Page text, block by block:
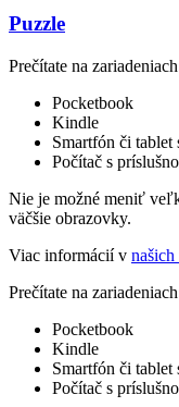
Puzzle
Prečítate na
Pocketbook
Kindle
Smartfón či tablet
Počítač s
Nie je možné meniť
väčšie obrazovky.
Viac informácií v našich
Prečítate na
Pocketbook
Kindle
Smartfón či tablet
Počítač s